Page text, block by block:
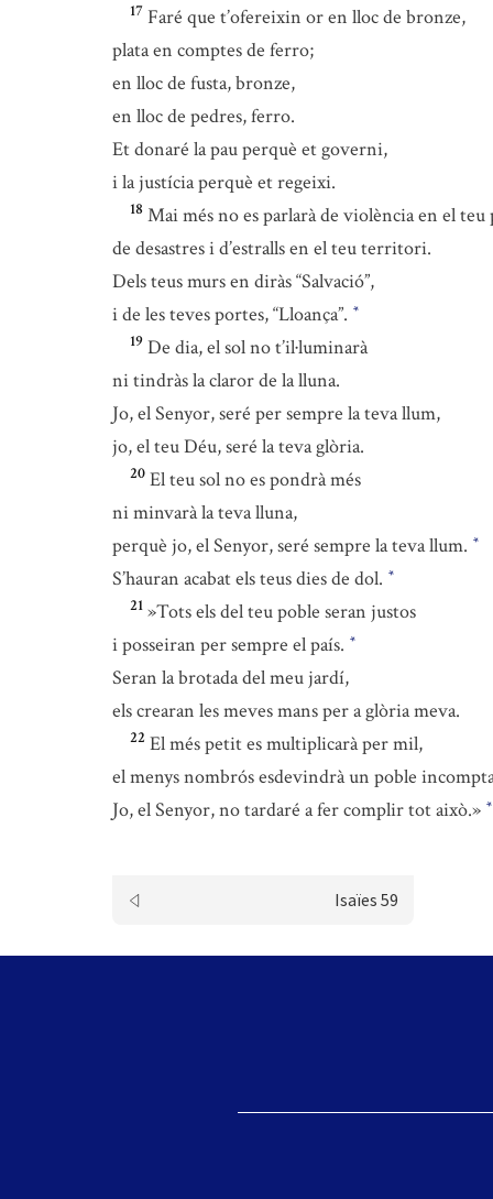
17 Faré que t’ofereixin or en lloc de bronze,
plata en comptes de ferro;
en lloc de fusta, bronze,
en lloc de pedres, ferro.
Et donaré la pau perquè et governi,
i la justícia perquè et regeixi.
18 Mai més no es parlarà de violència en el teu
de desastres i d’estralls en el teu territori.
Dels teus murs en diràs “Salvació”,
i de les teves portes, “Lloança”. *
19 De dia, el sol no t’il·luminarà
ni tindràs la claror de la lluna.
Jo, el Senyor, seré per sempre la teva llum,
jo, el teu Déu, seré la teva glòria.
20 El teu sol no es pondrà més
ni minvarà la teva lluna,
perquè jo, el Senyor, seré sempre la teva llum. *
S’hauran acabat els teus dies de dol. *
21 »Tots els del teu poble seran justos
i posseiran per sempre el país. *
Seran la brotada del meu jardí,
els crearan les meves mans per a glòria meva.
22 El més petit es multiplicarà per mil,
el menys nombrós esdevindrà un poble
Jo, el Senyor, no tardaré a fer complir tot això.» *
Isaïes 59